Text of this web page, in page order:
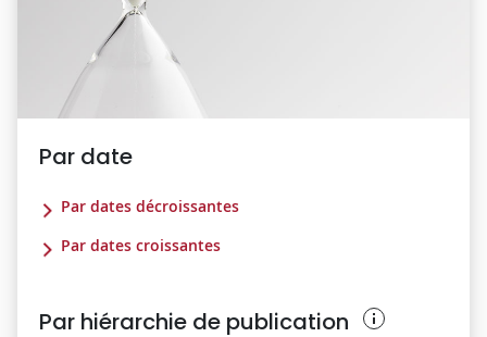
Par date
Par dates décroissantes
Par dates croissantes
Par hiérarchie de publication